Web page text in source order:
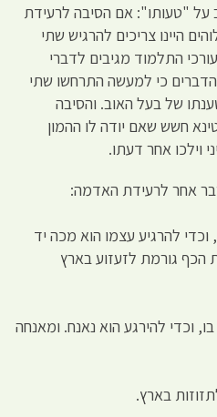
על "טעותו": אם הסיבה לרעידת
היינו צריכים להרגיש שתי
התלמוד מגיבים לדברי
כי למעשה התרחשו שתי
של בעל האוב. והסיבה
חשש שאם יודה לו ההמון
וילכו אחר דעתו.
אחר לרעידת האדמה:
להרגיע עצמו הוא מכה יד
הכף גורמת לזעזוע בארץ
וכדי להירגע הוא נאנח. ומאנחה